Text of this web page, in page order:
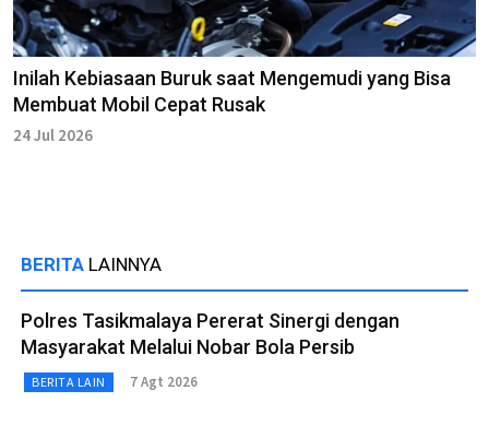
Inilah Kebiasaan Buruk saat Mengemudi yang Bisa
Membuat Mobil Cepat Rusak
24 Jul 2026
BERITA LAINNYA
Polres Tasikmalaya Pererat Sinergi dengan
Masyarakat Melalui Nobar Bola Persib
BERITA LAIN 7 Agt 2026